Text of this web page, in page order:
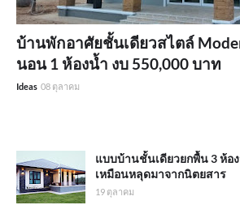
บ้านพักอาศัยชั้นเดียวสไตล์
นอน 1 ห้องน้ำ งบ 550,000 บาท
Ideas 08 ตุลาคม
แบบบ้านชั้นเดียวยกพื้น 3 ห้อ
เหมือนหลุดมาจากนิตยสาร
19 ตุลาคม